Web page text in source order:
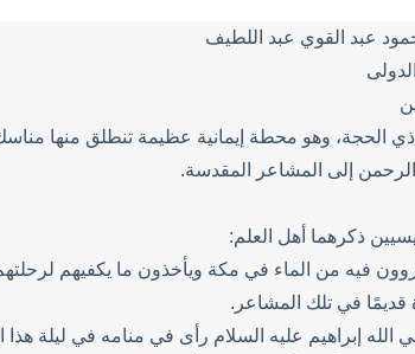
عبد القوي عبد اللطيف
الحجة، وهو محطة إيمانية عظيمة تنطلق منها مناسك
الرحمن إلى المشاعر المقدسة.
ذكرهما أهل العلم:
يتروون فيه من الماء في مكة ويأخذون ما يكفيهم
في تلك المشاعر.
الله إبراهيم عليه السلام رأى في منامه في ليلة هذا